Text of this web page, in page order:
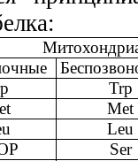
Trp
Met
Leu
Ser